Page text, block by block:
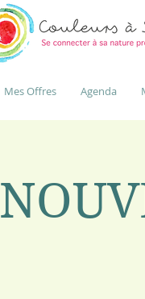
Mes Offres Agenda